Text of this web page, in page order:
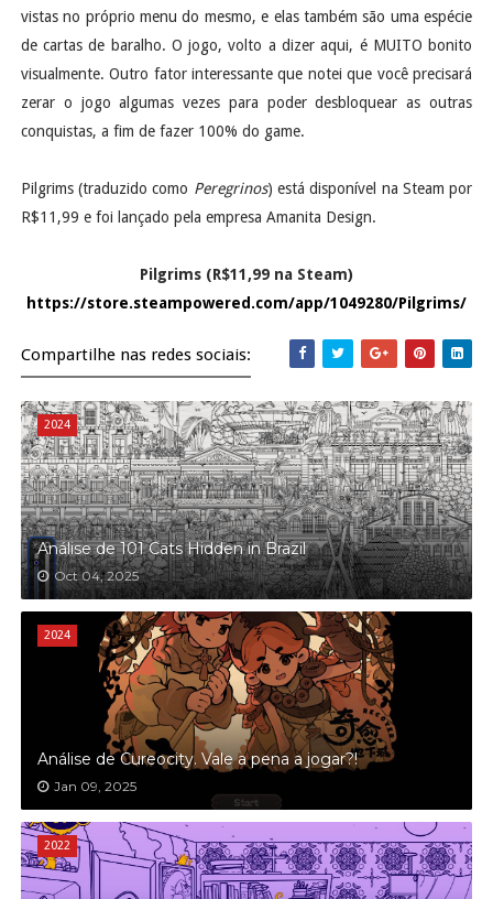
vistas no próprio menu do mesmo, e elas também são uma espécie
de cartas de baralho. O jogo, volto a dizer aqui, é MUITO bonito
visualmente. Outro fator interessante que notei que você precisará
zerar o jogo algumas vezes para poder desbloquear as outras
conquistas, a fim de fazer 100% do game.
Pilgrims (traduzido como Peregrinos) está disponível na Steam por
R$11,99 e foi lançado pela empresa Amanita Design.
Pilgrims (R$11,99 na Steam)
https://store.steampowered.com/app/1049280/Pilgrims/
Compartilhe nas redes sociais:
2024
Análise de 101 Cats Hidden in Brazil
Oct 04, 2025
2024
Análise de Cureocity. Vale a pena a jogar?!
Jan 09, 2025
2022